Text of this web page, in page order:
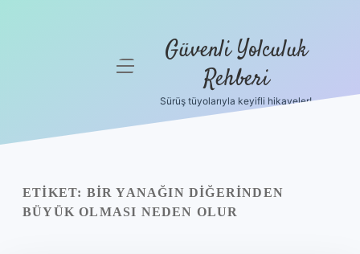
Yasal Uyarı
menüyü Güvenli Yolculuk
Rehberi
Sürüş tüyolarıyla keyifli hikayeler!
ETIKET: BIR YANAĞIN DIĞERINDEN
BÜYÜK OLMASI NEDEN OLUR